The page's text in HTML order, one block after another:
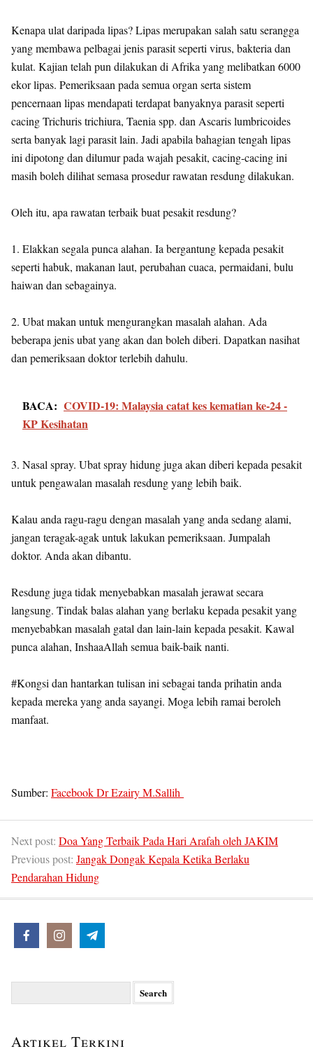
Kenapa ulat daripada lipas? Lipas merupakan salah satu serangga
yang membawa pelbagai jenis parasit seperti virus, bakteria dan
kulat. Kajian telah pun dilakukan di Afrika yang melibatkan 6000
ekor lipas. Pemeriksaan pada semua organ serta sistem
pencernaan lipas mendapati terdapat banyaknya parasit seperti
cacing Trichuris trichiura, Taenia spp. dan Ascaris lumbricoides
serta banyak lagi parasit lain. Jadi apabila bahagian tengah lipas
ini dipotong dan dilumur pada wajah pesakit, cacing-cacing ini
masih boleh dilihat semasa prosedur rawatan resdung dilakukan.
Oleh itu, apa rawatan terbaik buat pesakit resdung?
1. Elakkan segala punca alahan. Ia bergantung kepada pesakit
seperti habuk, makanan laut, perubahan cuaca, permaidani, bulu
haiwan dan sebagainya.
2. Ubat makan untuk mengurangkan masalah alahan. Ada
beberapa jenis ubat yang akan dan boleh diberi. Dapatkan nasihat
dan pemeriksaan doktor terlebih dahulu.
BACA: COVID-19: Malaysia catat kes kematian ke-24 -
KP Kesihatan
3. Nasal spray. Ubat spray hidung juga akan diberi kepada pesakit
untuk pengawalan masalah resdung yang lebih baik.
Kalau anda ragu-ragu dengan masalah yang anda sedang alami,
jangan teragak-agak untuk lakukan pemeriksaan. Jumpalah
doktor. Anda akan dibantu.
Resdung juga tidak menyebabkan masalah jerawat secara
langsung. Tindak balas alahan yang berlaku kepada pesakit yang
menyebabkan masalah gatal dan lain-lain kepada pesakit. Kawal
punca alahan, InshaaAllah semua baik-baik nanti.
#Kongsi dan hantarkan tulisan ini sebagai tanda prihatin anda
kepada mereka yang anda sayangi. Moga lebih ramai beroleh
manfaat.
Sumber: Facebook Dr Ezairy M.Sallih
Next post: Doa Yang Terbaik Pada Hari Arafah oleh JAKIM
Previous post: Jangak Dongak Kepala Ketika Berlaku
Pendarahan Hidung
Artikel Terkini